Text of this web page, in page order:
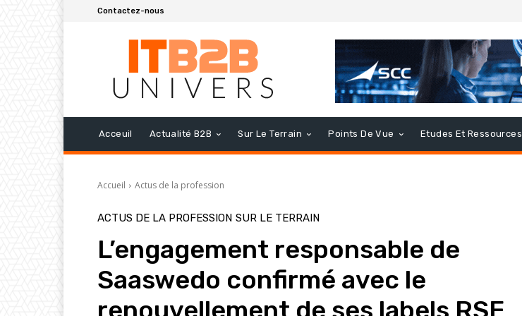
Contactez-nous
Acceuil Actualité B2B Sur Le Terrain Points De Vue Etudes Et Ressources
Accueil Actus de la profession
ACTUS DE LA PROFESSION SUR LE TERRAIN
L’engagement responsable de
Saaswedo confirmé avec le